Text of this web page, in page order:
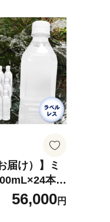
届け）】ミ
本）
10]
56,000円